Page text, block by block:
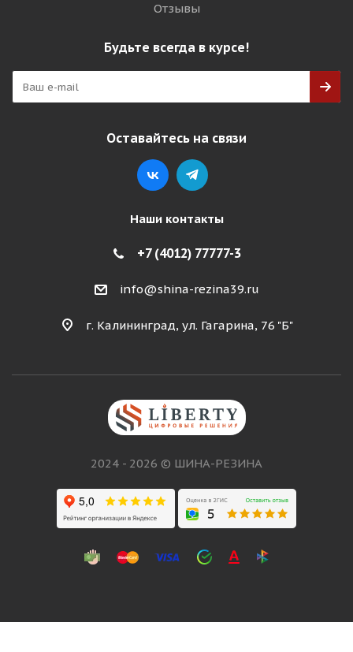
Отзывы
Будьте всегда в курсе!
Оставайтесь на связи
Наши контакты
+7 (4012) 77777-3
info@shina-rezina39.ru
г. Калининград, ул. Гагарина, 76 "Б"
2024 - 2026 © ШИНА-РЕЗИНА